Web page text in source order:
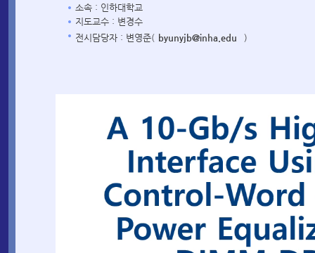
소속 : 인하대학교
지도교수 : 변경수
전시담당자 : 변영준( byunyjb@inha.edu )